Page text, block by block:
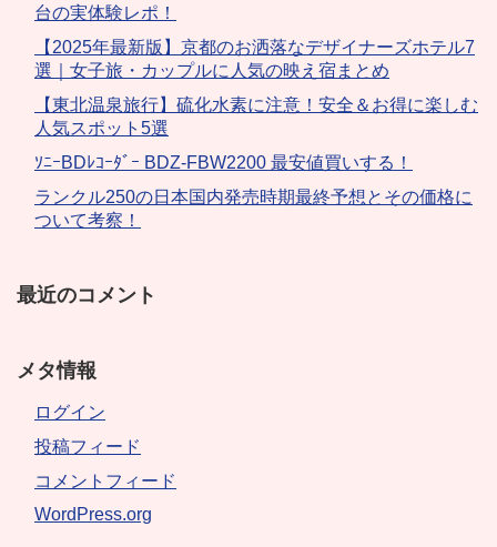
台の実体験レポ！
【2025年最新版】京都のお洒落なデザイナーズホテル7
選｜女子旅・カップルに人気の映え宿まとめ
【東北温泉旅行】硫化水素に注意！安全＆お得に楽しむ
人気スポット5選
ｿﾆｰBDﾚｺｰﾀﾞｰ BDZ-FBW2200 最安値買いする！
ランクル250の日本国内発売時期最終予想とその価格に
ついて考察！
最近のコメント
メタ情報
ログイン
投稿フィード
コメントフィード
WordPress.org